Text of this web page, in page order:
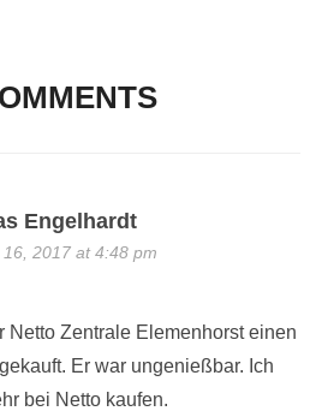
Engelhardt
2017 at 4:48 pm
Netto Zentrale Elemenhorst einen
Er war ungenießbar. Ich
bei Netto kaufen.